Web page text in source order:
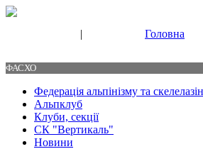
| Головна
ФАСХО
Федерація альпінізму та
Альпклуб
Клуби, секції
СК "Вертикаль"
Новини